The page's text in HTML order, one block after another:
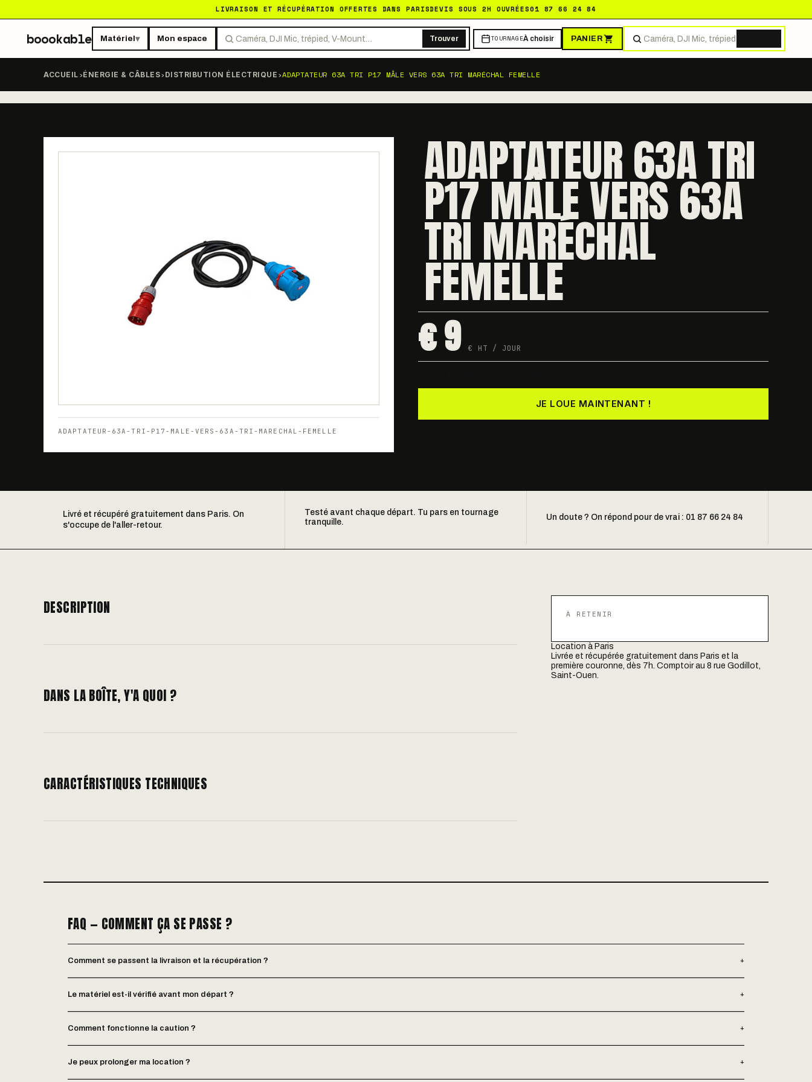
LIVRAISON ET RÉCUPÉRATION OFFERTES DANS PARISDEVIS SOUS 2H OUVRÉES01 87 66 24 84
boookable Matériel▾ Mon espace Trouver TOURNAGEÀ choisir PANIER
ACCUEIL ›ÉNERGIE & CÂBLES› DISTRIBUTION ÉLECTRIQUE ›ADAPTATEUR 63A TRI P17 MÂLE VERS 63A TRI MARÉCHAL FEMELLE
ADAPTATEUR-63A-TRI-P17-MALE-VERS-63A-TRI-MARECHAL-FEMELLE
ADAPTATEUR 63A TRI
P17 MÂLE VERS 63A
TRI MARÉCHAL
FEMELLE
€ 9 € HT / JOUR
JE LOUE MAINTENANT !
Livré et récupéré gratuitement dans Paris. On
s'occupe de l'aller-retour.
Testé avant chaque départ. Tu pars en tournage
tranquille.
Un doute ? On répond pour de vrai : 01 87 66 24 84
DESCRIPTION
DANS LA BOÎTE, Y'A QUOI ?
CARACTÉRISTIQUES TECHNIQUES
À RETENIR
Location à Paris
Livrée et récupérée gratuitement dans Paris et la
première couronne, dès 7h. Comptoir au 8 rue Godillot,
Saint-Ouen.
FAQ — COMMENT ÇA SE PASSE ?
Comment se passent la livraison et la récupération ? +
Le matériel est-il vérifié avant mon départ ? +
Comment fonctionne la caution ? +
Je peux prolonger ma location ? +